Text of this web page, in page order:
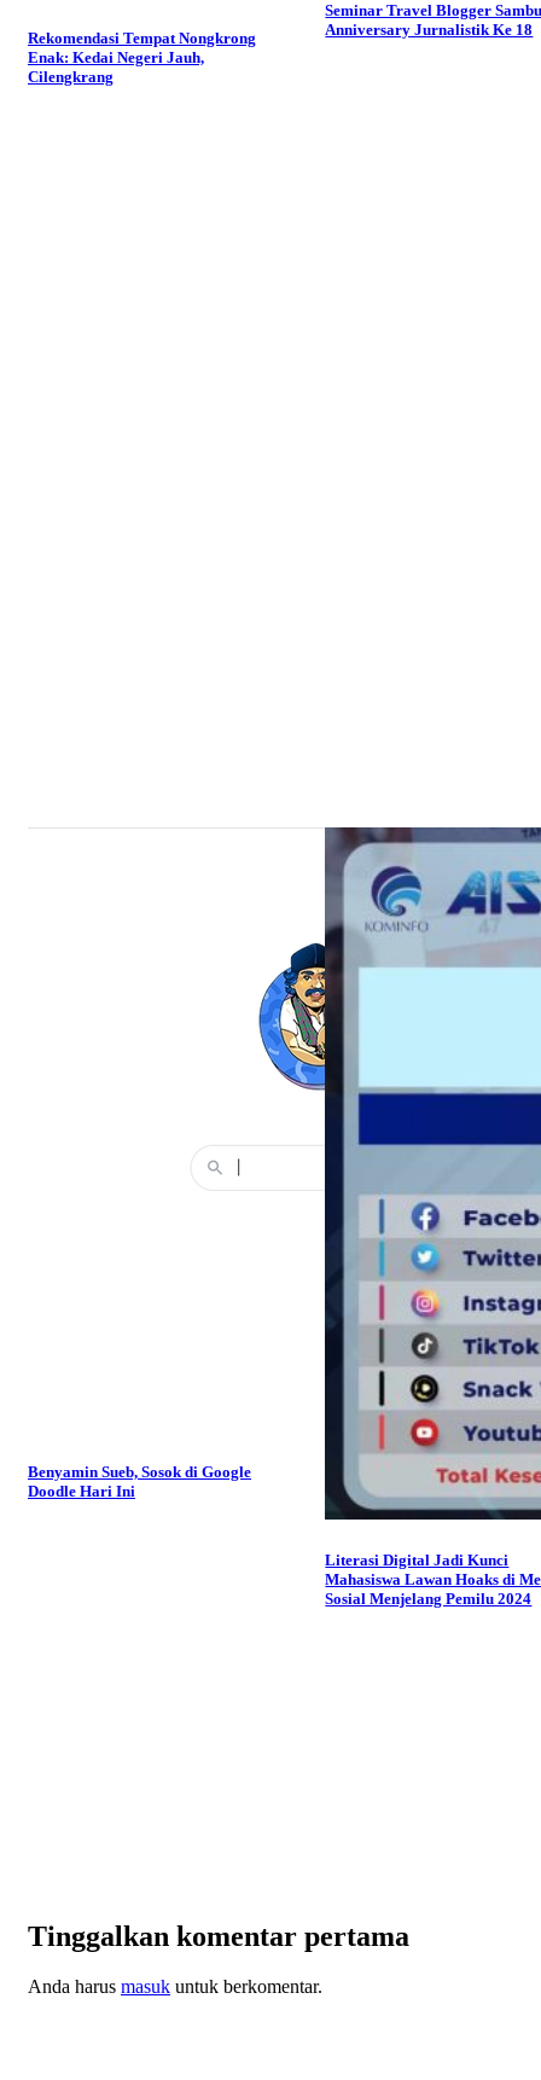
Rekomendasi Tempat Nongkrong
Enak: Kedai Negeri Jauh,
Cilengkrang
Seminar Travel Blogger
Anniversary Jurnalistik Ke 18
Benyamin Sueb, Sosok di Google
Doodle Hari Ini
Literasi Digital Jadi Kunci
Mahasiswa Lawan Hoaks di
Sosial Menjelang Pemilu 2024
Tinggalkan komentar pertama
Anda harus masuk untuk berkomentar.